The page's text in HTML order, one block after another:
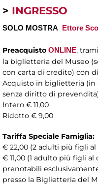
> INGRESSO
SOLO MOSTRA Ettore
Preacquisto ONLINE,
la biglietteria del Museo
con carta di credito) con
Acquisto in biglietteria (in
senza diritto di
Intero € 11,00
Ridotto € 9,00
Tariffa Speciale Famiglia:
€ 22,00 (2 adulti più figli
€ 11,00 (1 adulto più figli
prenotabili
presso la Biglietteria del